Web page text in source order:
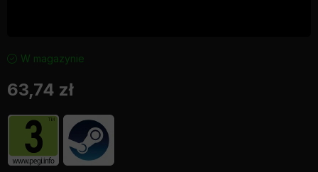
W magazynie
63,74 zł